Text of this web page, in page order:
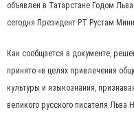
объявлен в Татарстане Годом
сегодня Президент РТ Рустам
Как сообщается в документе,
принято «в целях привлечения
культуры и языкознания,
великого русского писателя Льва